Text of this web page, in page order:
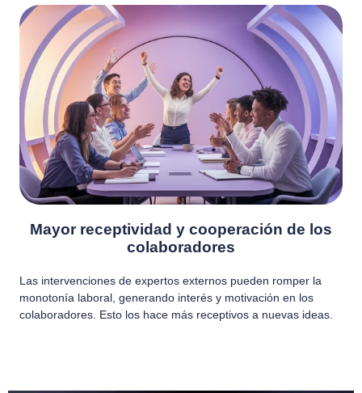
Mayor receptividad y cooperación de los
colaboradores
Las intervenciones de expertos externos pueden romper la
monotonía laboral, generando interés y motivación en los
colaboradores. Esto los hace más receptivos a nuevas ideas.